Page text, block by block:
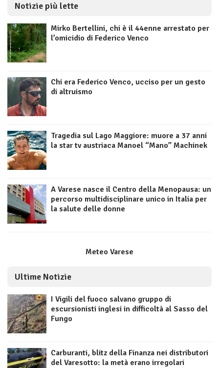
Notizie più lette
Mirko Bertellini, chi è il 44enne arrestato per
l’omicidio di Federico Venco
Chi era Federico Venco, ucciso per un gesto
di altruismo
Tragedia sul Lago Maggiore: muore a 37 anni
la star tv austriaca Manoel “Mano” Machinek
A Varese nasce il Centro della Menopausa: un
percorso multidisciplinare unico in Italia per
la salute delle donne
Meteo Varese
Ultime Notizie
I Vigili del fuoco salvano gruppo di
escursionisti inglesi in difficoltà al Sasso del
Fungo
Carburanti, blitz della Finanza nei distributori
del Varesotto: la metà erano irregolari